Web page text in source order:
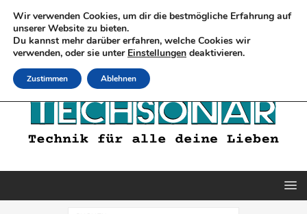
Wir verwenden Cookies, um dir die bestmögliche Erfahrung auf
unserer Website zu bieten.
Du kannst mehr darüber erfahren, welche Cookies wir
verwenden, oder sie unter Einstellungen deaktivieren.
Zustimmen Ablehnen